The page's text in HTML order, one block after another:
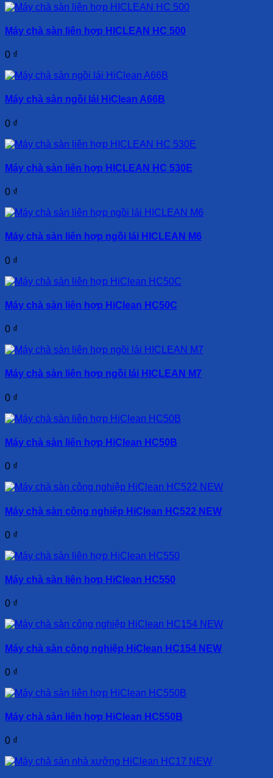
Máy chà sàn liên hợp HICLEAN HC 500
0 ₫
Máy chà sàn ngồi lái HiClean A66B
0 ₫
Máy chà sàn liên hợp HICLEAN HC 530E
0 ₫
Máy chà sàn liên hợp ngồi lái HICLEAN M6
0 ₫
Máy chà sàn liên hợp HiClean HC50C
0 ₫
Máy chà sàn liên hợp ngồi lái HICLEAN M7
0 ₫
Máy chà sàn liên hợp HiClean HC50B
0 ₫
Máy chà sàn công nghiệp HiClean HC522 NEW
0 ₫
Máy chà sàn liên hợp HiClean HC550
0 ₫
Máy chà sàn công nghiệp HiClean HC154 NEW
0 ₫
Máy chà sàn liên hợp HiClean HC550B
0 ₫